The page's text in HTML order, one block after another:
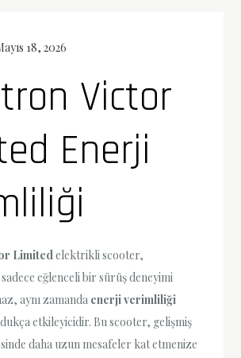
18, 2026
Victor
Enerji
Limitedelektrikli scooter,
sadece eğlenceli bir sürüş deneyimi
aynı zamanda enerji verimliliği
etkileyicidir. Bu scooter, gelişmiş
daha uzun mesafeler kat etmenize